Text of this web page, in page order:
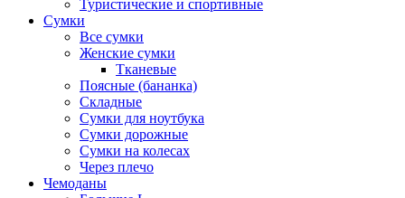
Туристические и спортивные
Сумки
Все сумки
Женские сумки
Тканевые
Поясные (бананка)
Складные
Сумки для ноутбука
Сумки дорожные
Сумки на колесах
Через плечо
Чемоданы